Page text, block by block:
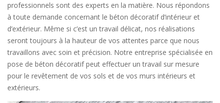
professionnels sont des experts en la matière. Nous répondons
à toute demande concernant le béton décoratif d’intérieur et
d’extérieur. Même si c’est un travail délicat, nos réalisations
seront toujours à la hauteur de vos attentes parce que nous
travaillons avec soin et précision. Notre entreprise spécialisée en
pose de béton décoratif peut effectuer un travail sur mesure
pour le revêtement de vos sols et de vos murs intérieurs et
extérieurs.